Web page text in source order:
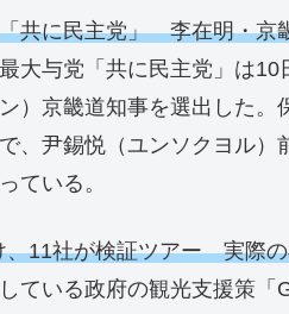
共に民主党」 李在明・京
大与党「共に民主党」は
）京畿道知事を選出した
、尹錫悦（ユンソクヨル
ている。
、11社が検証ツアー 実際
ている政府の観光支援策